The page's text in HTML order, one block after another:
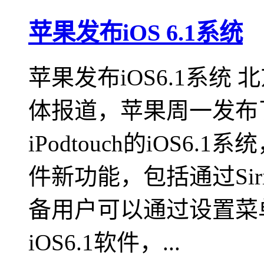
苹果发布iOS 6.1系统
苹果发布iOS6.1系统
体报道，苹果周一发布
iPodtouch的iOS6.1系
件新功能，包括通过
备用户可以通过设置
iOS6.1软件，...